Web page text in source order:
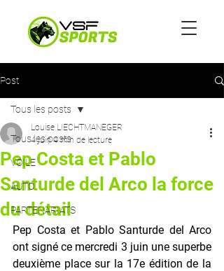
Post
Tous les posts
VOILE
AUTO
PARTENARIATS
Tous les posts
Pep Costa et Pablo
Santurde del Arco la force
du détail
Louise LIECHTMANEGER
4 juin 4 min de lecture
Pep Costa et Pablo Santurde del Arco
ont signé ce mercredi 3 juin une superbe
deuxième place sur la 17e édition de la